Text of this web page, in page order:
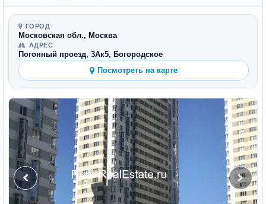
ГОРОД
Московская обл., Москва
АДРЕС
Погонный проезд, 3Ак5, Богородское
Посмотреть на карте